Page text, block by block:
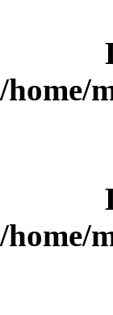
/home/
/home/